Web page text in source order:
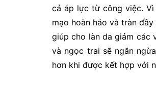
cả áp lực từ công việc.
mạo hoàn hảo và tràn
giúp cho làn da giảm các
và ngọc trai sẽ ngăn
hơn khi được kết hợp với